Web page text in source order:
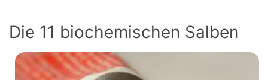
Die 11 biochemischen Salben